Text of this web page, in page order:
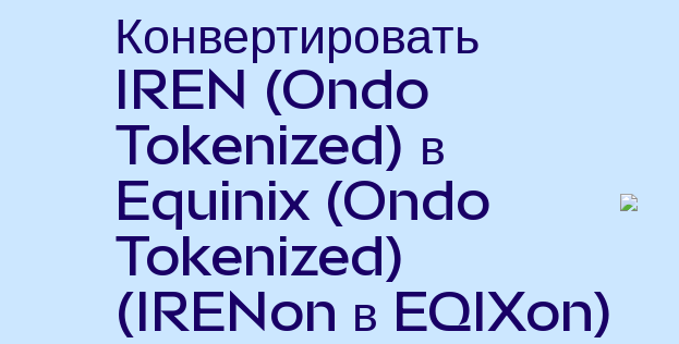
Конвертировать
IREN (Ondo
Tokenized) в
Equinix (Ondo
Tokenized)
(IRENon в EQIXon)